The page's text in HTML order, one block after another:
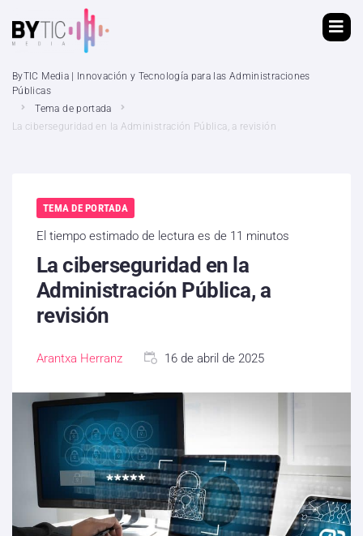
ByTIC Media | Innovación y Tecnología para las Administraciones
Públicas
Tema de portada
La ciberseguridad en la Administración Pública, a revisión
TEMA DE PORTADA
El tiempo estimado de lectura es de 11 minutos
La ciberseguridad en la
Administración Pública, a
revisión
Arantxa Herranz 16 de abril de 2025